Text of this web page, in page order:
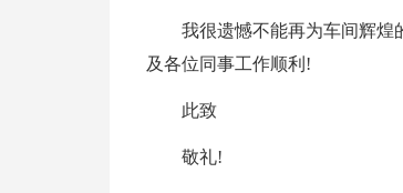
我很遗憾不能再为车间辉煌
及各位同事工作顺利!
此致
敬礼!